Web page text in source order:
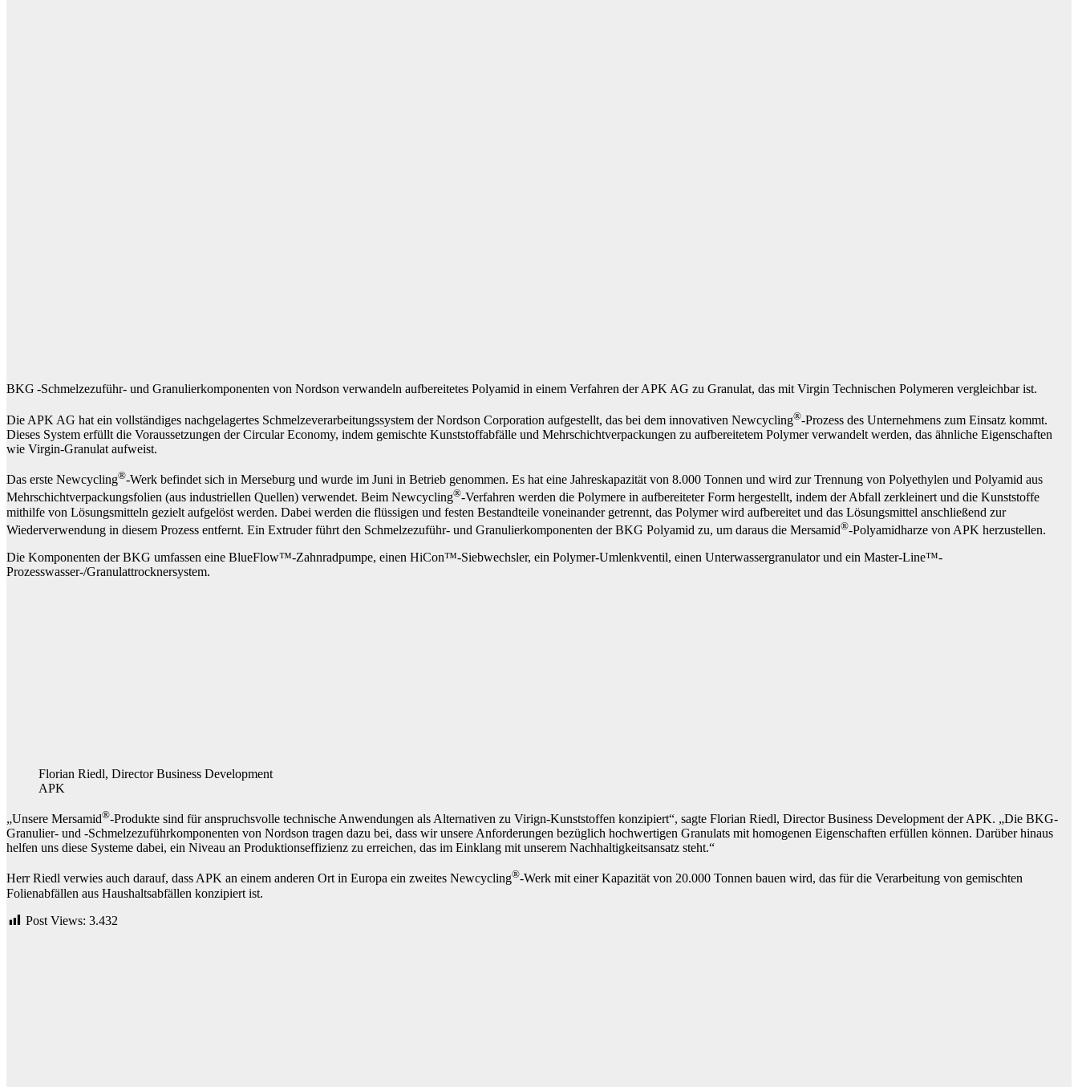
BKG -Schmelzezuführ- und Granulierkomponenten von Nordson verwandeln aufbereitetes Polyamid in einem Verfahren der APK AG zu Granulat, das mit Virgin Technischen Polymeren vergleichbar ist.
Die APK AG hat ein vollständiges nachgelagertes Schmelzeverarbeitungssystem der Nordson Corporation aufgestellt, das bei dem innovativen Newcycling®-Prozess des Unternehmens zum Einsatz kommt.
Dieses System erfüllt die Voraussetzungen der Circular Economy, indem gemischte Kunststoffabfälle und Mehrschichtverpackungen zu aufbereitetem Polymer verwandelt werden, das ähnliche Eigenschaften
wie Virgin-Granulat aufweist.
Das erste Newcycling®-Werk befindet sich in Merseburg und wurde im Juni in Betrieb genommen. Es hat eine Jahreskapazität von 8.000 Tonnen und wird zur Trennung von Polyethylen und Polyamid aus
Mehrschichtverpackungsfolien (aus industriellen Quellen) verwendet. Beim Newcycling®-Verfahren werden die Polymere in aufbereiteter Form hergestellt, indem der Abfall zerkleinert und die Kunststoffe
mithilfe von Lösungsmitteln gezielt aufgelöst werden. Dabei werden die flüssigen und festen Bestandteile voneinander getrennt, das Polymer wird aufbereitet und das Lösungsmittel anschließend zur
Wiederverwendung in diesem Prozess entfernt. Ein Extruder führt den Schmelzezuführ- und Granulierkomponenten der BKG Polyamid zu, um daraus die Mersamid®-Polyamidharze von APK herzustellen.
Die Komponenten der BKG umfassen eine BlueFlow™-Zahnradpumpe, einen HiCon™-Siebwechsler, ein Polymer-Umlenkventil, einen Unterwassergranulator und ein Master-Line™-
Prozesswasser-/Granulattrocknersystem.
Florian Riedl, Director Business Development
APK
„Unsere Mersamid®-Produkte sind für anspruchsvolle technische Anwendungen als Alternativen zu Virign-Kunststoffen konzipiert“, sagte Florian Riedl, Director Business Development der APK. „Die BKG-
Granulier- und -Schmelzezuführkomponenten von Nordson tragen dazu bei, dass wir unsere Anforderungen bezüglich hochwertigen Granulats mit homogenen Eigenschaften erfüllen können. Darüber hinaus
helfen uns diese Systeme dabei, ein Niveau an Produktionseffizienz zu erreichen, das im Einklang mit unserem Nachhaltigkeitsansatz steht.“
Herr Riedl verwies auch darauf, dass APK an einem anderen Ort in Europa ein zweites Newcycling®-Werk mit einer Kapazität von 20.000 Tonnen bauen wird, das für die Verarbeitung von gemischten
Folienabfällen aus Haushaltsabfällen konzipiert ist.
Post Views: 3.432